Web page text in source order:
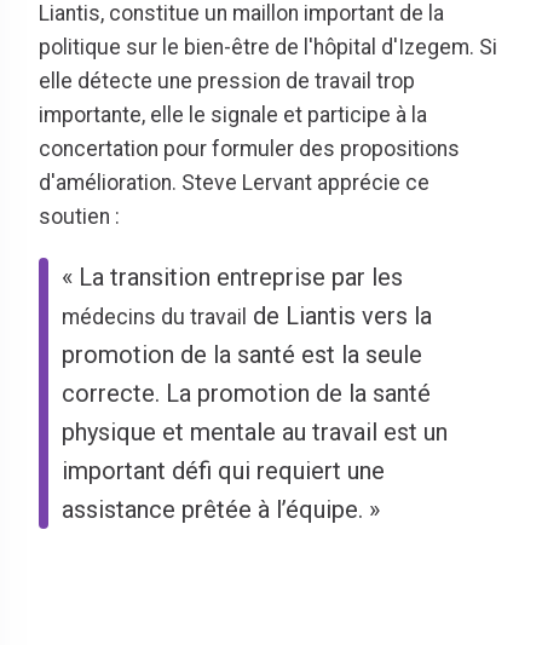
Liantis, constitue un maillon important de la
politique sur le bien-être de l'hôpital d'Izegem. Si
elle détecte une pression de travail trop
importante, elle le signale et participe à la
concertation pour formuler des propositions
d'amélioration. Steve Lervant apprécie ce
soutien :
« La transition entreprise par les
médecins du travail de Liantis vers la
promotion de la santé est la seule
correcte. La promotion de la santé
physique et mentale au travail est un
important défi qui requiert une
assistance prêtée à l’équipe. »